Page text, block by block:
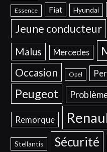
Essence Fiat Hyundai
Jeune conducteur
Malus Mercedes
Occasion Opel
Peugeot
Remorque
Stellantis Sécurité